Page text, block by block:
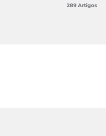
289 Artigos